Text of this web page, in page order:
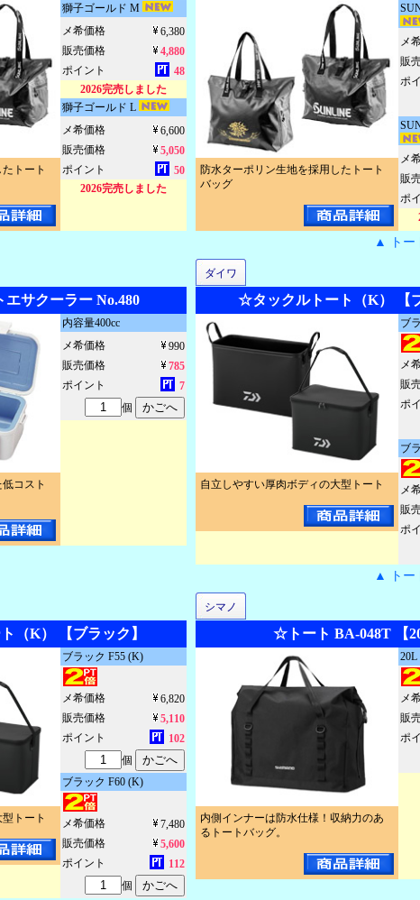
トート
獅子ゴールド M
メ希価格
6,380
販売価格
4,880
ポイント
48
2026完売しました
獅子ゴールド L
メ希価格
6,600
販売価格
5,050
ポイント
50
2026完売しました
防水ターポリン生地を採用したトート
バッグ
メ
販
ポ
メ
販
ポ
▲ トー
サクーラー No.480
コスト
内容量400cc
メ希価格
990
販売価格
785
ポイント
7
個
ダイワ
☆タックルトート（K） 【
自立しやすい厚肉ボディの大型トート
ブ
メ
販
ポ
ブ
メ
販
ポ
▲ トー
（K） 【ブラック】
トート
ブラック F55 (K)
メ希価格
6,820
販売価格
5,110
ポイント
102
個
ブラック F60 (K)
メ希価格
7,480
販売価格
5,600
ポイント
112
個
シマノ
☆トート BA-048T 【
内側インナーは防水仕様！収納力のあ
るトートバッグ。
20L
メ
販
ポ